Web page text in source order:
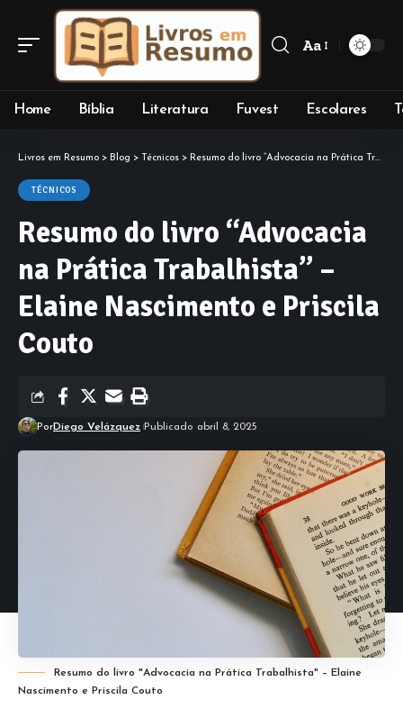
Font
Aa
Home Bíblia Literatura Fuvest Escolares
Livros em Resumo > Blog > Técnicos > Resumo do livro “Advocacia na Prática Trabalhista” – Elaine Nascimento e Priscila Couto
TÉCNICOS
Resumo do livro “Advocacia
na Prática Trabalhista” –
Elaine Nascimento e Priscila
Couto
PorDiego Velázquez Publicado abril 8, 2025
Resumo do livro "Advocacia na Prática Trabalhista" – Elaine
Nascimento e Priscila Couto